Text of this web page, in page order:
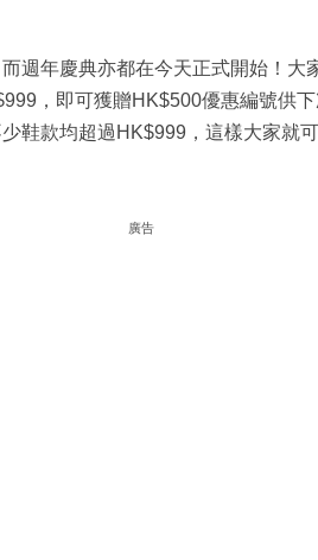
週年慶典亦都在今天正式開始！大
，即可獲贈HK$500優惠編號供
鞋款均超過HK$999，這樣大家就
廣告